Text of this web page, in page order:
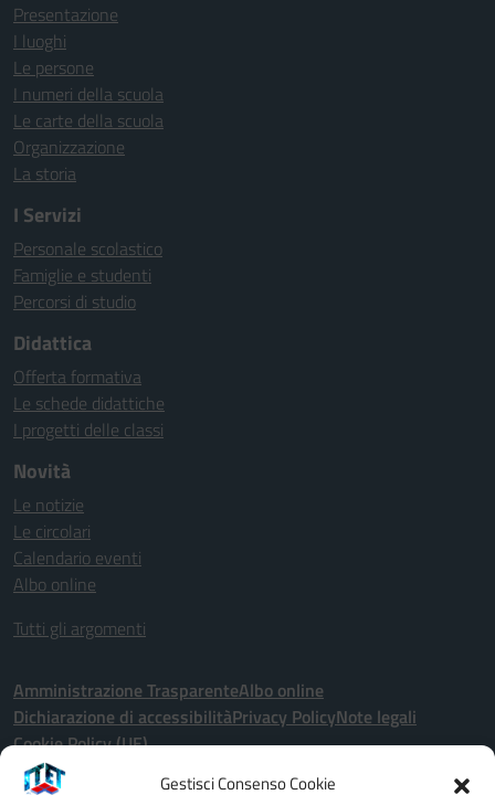
Gestisci Consenso Cookie
Presentazione
I luoghi
Le persone
I numeri della scuola
Le carte della scuola
Organizzazione
La storia
I Servizi
Personale scolastico
Famiglie e studenti
Percorsi di studio
Didattica
Offerta formativa
Le schede didattiche
I progetti delle classi
Novità
Le notizie
Le circolari
Calendario eventi
Albo online
Tutti gli argomenti
Amministrazione TrasparenteAlbo online
Dichiarazione di accessibilitàPrivacy PolicyNote legali
Cookie Policy (UE)
Seguici su: